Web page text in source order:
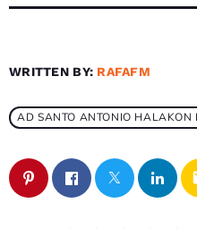
WRITTEN BY: RAFAFM
AD SANTO ANTONIO